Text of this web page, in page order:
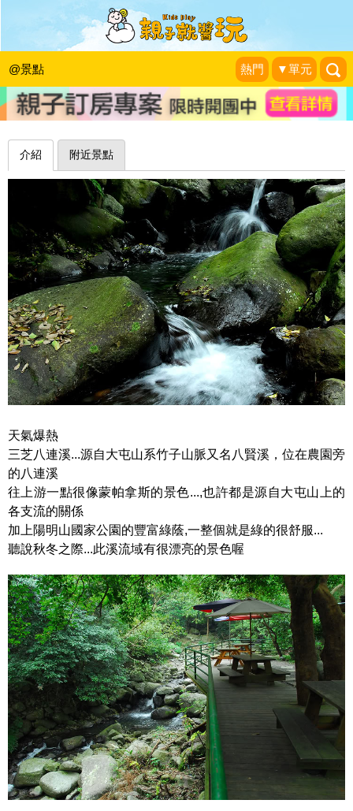
@景點 熱門 ▼單元
陽明山國家公園邊界秘境！三芝八連溪
戲水趣
暇客時光|2008-08-01
介紹 附近景點
天氣爆熱
三芝八連溪...源自大屯山系竹子山脈又名八賢溪，位在農園旁
的八連溪
往上游一點很像蒙帕拿斯的景色...,也許都是源自大屯山上的
各支流的關係
加上陽明山國家公園的豐富綠蔭,一整個就是綠的很舒服...
聽說秋冬之際...此溪流域有很漂亮的景色喔